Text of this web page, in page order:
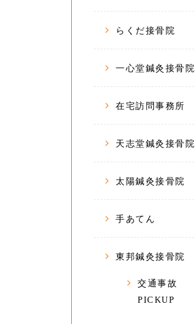
らくだ接骨院
一心堂鍼灸接骨院
在宅訪問事務所
天志堂鍼灸接骨院
太陽鍼灸接骨院
手あてん
東邦鍼灸接骨院
交通事故
PICKUP